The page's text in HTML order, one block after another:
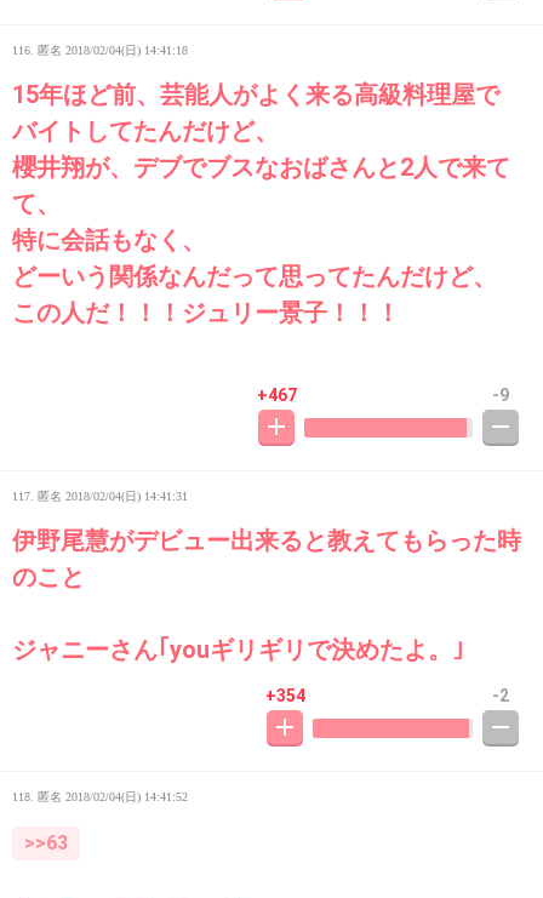
116. 匿名 2018/02/04(日) 14:41:18
15年ほど前、芸能人がよく来る高級料理屋で
バイトしてたんだけど、
櫻井翔が、デブでブスなおばさんと2人で来て
て、
特に会話もなく、
どーいう関係なんだって思ってたんだけど、
この人だ！！！ジュリー景子！！！
+467 -9
117. 匿名 2018/02/04(日) 14:41:31
伊野尾慧がデビュー出来ると教えてもらった時
のこと
ジャニーさん｢youギリギリで決めたよ。｣
+354 -2
118. 匿名 2018/02/04(日) 14:41:52
>>63